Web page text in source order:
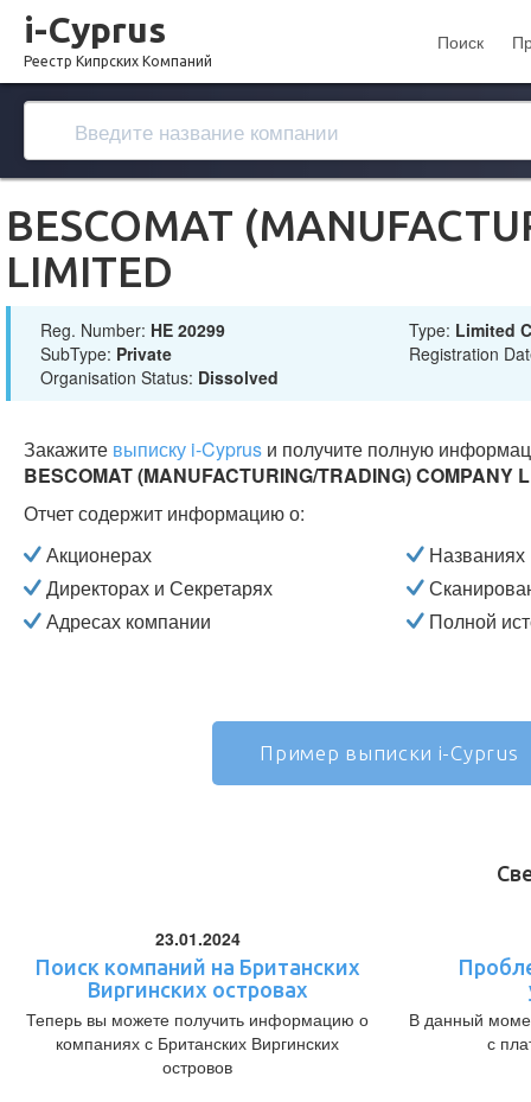
i-Cyprus
Реестр Кипрских Компаний
Поиск
BESCOMAT
LIMITED
Reg. Number: ΗΕ 20299 Type: Limited
SubType: Private
Registration
Organisation Status: Dissolved
Закажите выписку i-Cyprus и получите полную
BESCOMAT (MANUFACTURING/TRADING) COMPANY
Отчет содержит информацию о:
Акционерах
Директорах и Секретарях
Адресах компании
Полной
Пример выписки i-Cyprus
23.01.2024
Поиск компаний на Британских
Виргинских островах
Теперь вы можете получить информацию о
компаниях с Британских Виргинских
островов
В данный
с